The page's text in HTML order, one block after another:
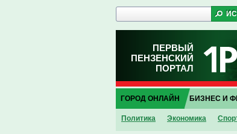
ПЕРВЫЙ
ПЕНЗЕНСКИЙ
ПОРТАЛ
ГОРОД ОНЛАЙН
Политика Экономика
БИЗНЕС И